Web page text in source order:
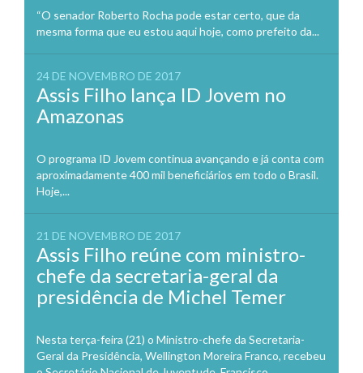
“O senador Roberto Rocha pode estar certo, que da
mesma forma que eu estou aqui hoje, como prefeito da...
24 DE NOVEMBRO DE 2017
Assis Filho lança ID Jovem no
Amazonas
O programa ID Jovem continua avançando e já conta com
aproximadamente 400 mil beneficiários em todo o Brasil.
Hoje,...
21 DE NOVEMBRO DE 2017
Assis Filho reúne com ministro-
chefe da secretaria-geral da
presidência de Michel Temer
Nesta terça-feira (21) o Ministro-chefe da Secretaria-
Geral da Presidência, Wellington Moreira Franco, recebeu